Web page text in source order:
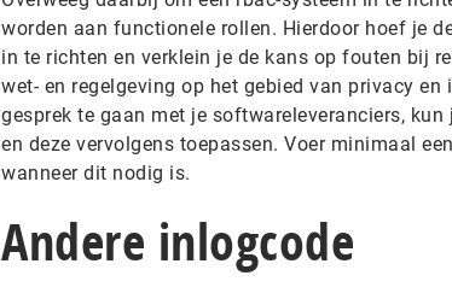
worden aan functionele rollen. Hierdoor hoef je
in te richten en verklein je de kans op fouten bij
wet- en regelgeving op het gebied van privacy
gesprek te gaan met je softwareleveranciers,
en deze vervolgens toepassen. Voer minimaal
wanneer dit nodig is.
Andere inlogcode